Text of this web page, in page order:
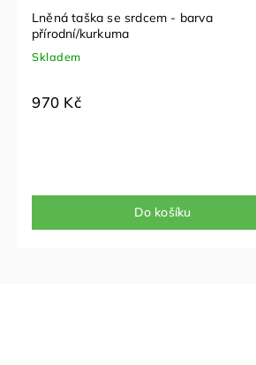
Lněná taška se srdcem - barva
přírodní/kurkuma
Skladem
970 Kč
Do košíku